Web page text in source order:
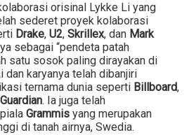
orisinal Lykke Li yang
sederet proyek kolaborasi
Drake, U2, Skrillex, dan Mark
sebagai “pendeta patah
satu sosok paling dirayakan di
karyanya telah dibanjiri
ternama dunia seperti Billboard,
. Ia juga telah
Grammis yang merupakan
di tanah airnya, Swedia.